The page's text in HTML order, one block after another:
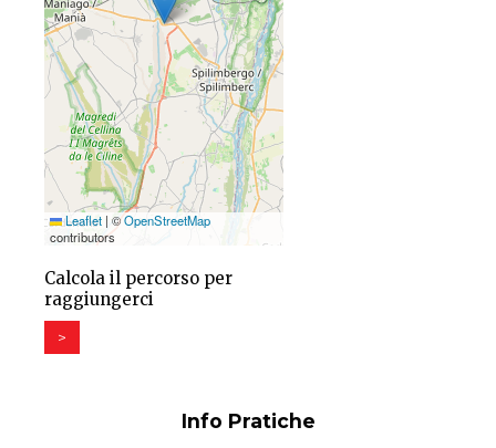
Leaflet | ©OpenStreetMap
contributors
Calcola il percorso per
raggiungerci
>
Info Pratiche